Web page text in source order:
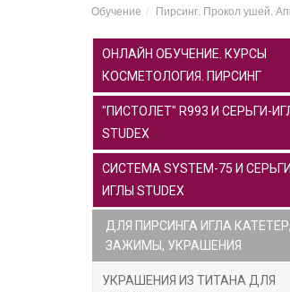
Обучение Пирсинг. Прокол ушей.
ОНЛАЙН ОБУЧЕНИЕ. КУРСЫ
КОСМЕТОЛОГИЯ. ПИРСИНГ
"ПИСТОЛЕТ" R993 И СЕРЬГИ-
STUDEX
СИСТЕМА SYSTEM-75 И
ИГЛЫ STUDEX
ДЛЯ ПИРСИНГА ИГЛА КАТЕТЕР,
ЗАЖИМЫ, УКРАШЕНИЯ
УКРАШЕНИЯ ИЗ ТИТАНА ДЛЯ